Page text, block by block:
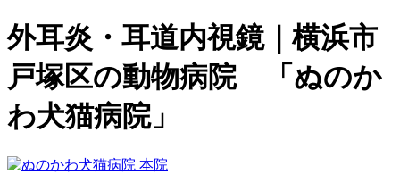
外耳炎・耳道内視鏡｜横浜市
戸塚区の動物病院 「ぬのか
わ犬猫病院」